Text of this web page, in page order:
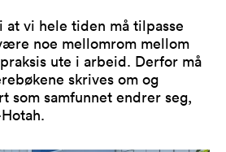
vi hele tiden må tilpasse
noe mellomrom mellom
ute i arbeid. Derfor må
skrives om og
som samfunnet endrer seg,